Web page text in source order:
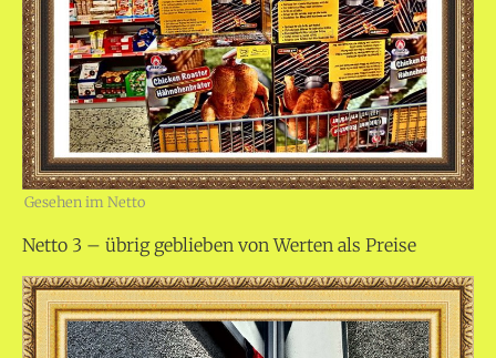
Gesehen im Netto
Netto 3 – übrig geblieben von Werten als Preise